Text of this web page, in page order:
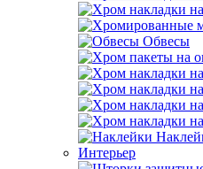
Обвесы
Интерьер